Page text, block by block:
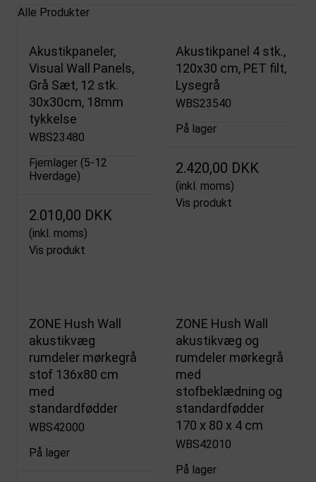
Alle Produkter
Akustikpaneler,
Visual Wall Panels,
Grå Sæt, 12 stk.
30x30cm, 18mm
tykkelse
WBS23480
Fjernlager (5-12
Hverdage)
2.010,00 DKK
(inkl. moms)
Vis produkt
Akustikpanel 4 stk.,
120x30 cm, PET filt,
Lysegrå
WBS23540
På lager
2.420,00 DKK
(inkl. moms)
Vis produkt
ZONE Hush Wall
akustikvæg
rumdeler mørkegrå
stof 136x80 cm
med
standardfødder
WBS42000
På lager
ZONE Hush Wall
akustikvæg og
rumdeler mørkegrå
med
stofbeklædning og
standardfødder
170 x 80 x 4 cm
WBS42010
På lager